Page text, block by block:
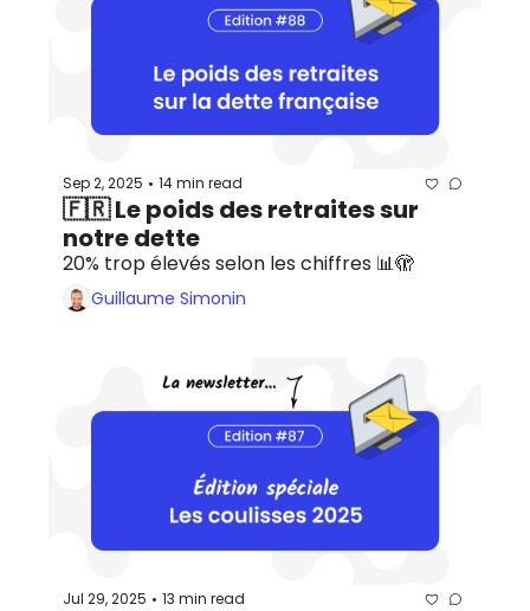
Sep 2, 2025 • 14 min read
🇫🇷 Le poids des retraites sur
notre dette
20% trop élevés selon les chiffres 📊🫣
Guillaume Simonin
Jul 29, 2025 • 13 min read